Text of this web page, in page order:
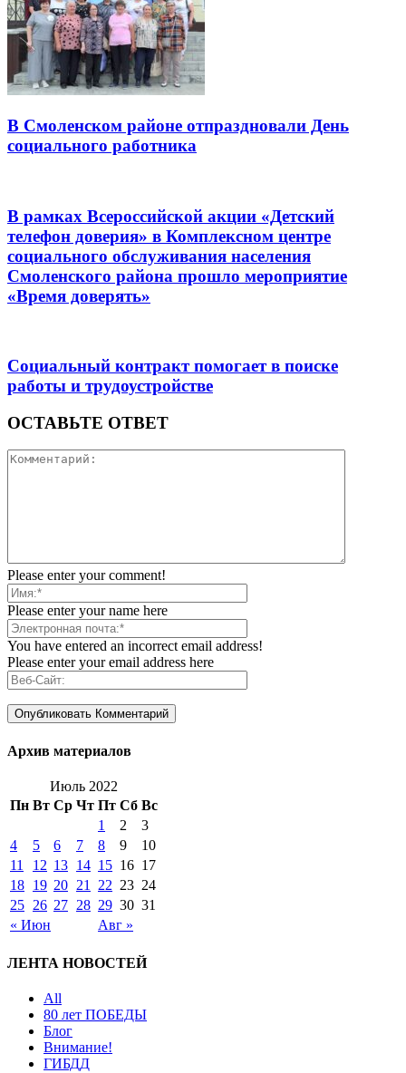
В Смоленском районе отпраздновали День
социального работника
В рамках Всероссийской акции «Детский
телефон доверия» в Комплексном центре
социального обслуживания населения
Смоленского района прошло мероприятие
«Время доверять»
Социальный контракт помогает в поиске
работы и трудоустройстве
ОСТАВЬТЕ ОТВЕТ
Please enter your comment!
Please enter your name here
You have entered an incorrect email address!
Please enter your email address here
Архив материалов
Июль 2022
Пн Вт Ср Чт Пт Сб Вс
« Июн Авг »
1 2
3
4
5 6 7 8 9
10
11
12 13 14 15 16 17
18 19 20 21 22 23 24
25 26 27 28 29 30 31
ЛЕНТА НОВОСТЕЙ
All
80 лет ПОБЕДЫ
Блог
Внимание!
ГИБДД